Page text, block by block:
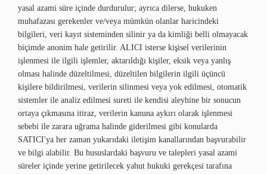
yasal azami süre içinde durdurulur; ayrıca dilerse, hukuken
muhafazası gerekenler ve/veya mümkün olanlar haricindeki
bilgileri, veri kayıt sisteminden silinir ya da kimliği belli olmayacak
biçimde anonim hale getirilir. ALICI isterse kişisel verilerinin
işlenmesi ile ilgili işlemler, aktarıldığı kişiler, eksik veya yanlış
olması halinde düzeltilmesi, düzeltilen bilgilerin ilgili üçüncü
kişilere bildirilmesi, verilerin silinmesi veya yok edilmesi, otomatik
sistemler ile analiz edilmesi sureti ile kendisi aleyhine bir sonucun
ortaya çıkmasına itiraz, verilerin kanuna aykırı olarak işlenmesi
sebebi ile zarara uğrama halinde giderilmesi gibi konularda
SATICI'ya her zaman yukarıdaki iletişim kanallarından başvurabilir
ve bilgi alabilir. Bu hususlardaki başvuru ve talepleri yasal azami
süreler içinde yerine getirilecek yahut hukuki gerekçesi tarafına